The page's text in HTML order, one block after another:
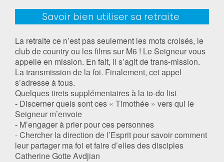
Savoir bien utiliser sa retraite
La retraite ce n’est pas seulement les mots croisés, le
club de country ou les films sur M6 ! Le Seigneur vous
appelle en mission. En fait, il s’agit de trans-mission.
La transmission de la foi. Finalement, cet appel
s’adresse à tous.
Quelques tirets supplémentaires à la to-do list
- Discerner quels sont ces « Timothée » vers qui le
Seigneur m’envoie
- M’engager à prier pour ces personnes
- Chercher la direction de l’Esprit pour savoir comment
leur partager ma foi et faire d’elles des disciples
Catherine Gotte Avdjian